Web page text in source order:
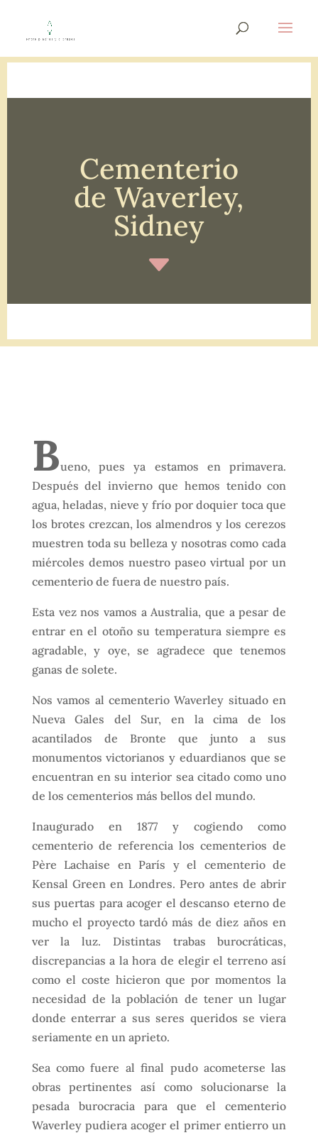
Cementerio
de Waverley,
Sidney
C
Bueno, pues ya estamos en primavera.
Después del invierno que hemos tenido con
agua, heladas, nieve y frío por doquier toca que
los brotes crezcan, los almendros y los cerezos
muestren toda su belleza y nosotras como cada
miércoles demos nuestro paseo virtual por un
cementerio de fuera de nuestro país.
Esta vez nos vamos a Australia, que a pesar de
entrar en el otoño su temperatura siempre es
agradable, y oye, se agradece que tenemos
ganas de solete.
Nos vamos al cementerio Waverley situado en
Nueva Gales del Sur, en la cima de los
acantilados de Bronte que junto a sus
monumentos victorianos y eduardianos que se
encuentran en su interior sea citado como uno
de los cementerios más bellos del mundo.
Inaugurado en 1877 y cogiendo como
cementerio de referencia los cementerios de
Père Lachaise en París y el cementerio de
Kensal Green en Londres. Pero antes de abrir
sus puertas para acoger el descanso eterno de
mucho el proyecto tardó más de diez años en
ver la luz. Distintas trabas burocráticas,
discrepancias a la hora de elegir el terreno así
como el coste hicieron que por momentos la
necesidad de la población de tener un lugar
donde enterrar a sus seres queridos se viera
seriamente en un aprieto.
Sea como fuere al final pudo acometerse las
obras pertinentes así como solucionarse la
pesada burocracia para que el cementerio
Waverley pudiera acoger el primer entierro un